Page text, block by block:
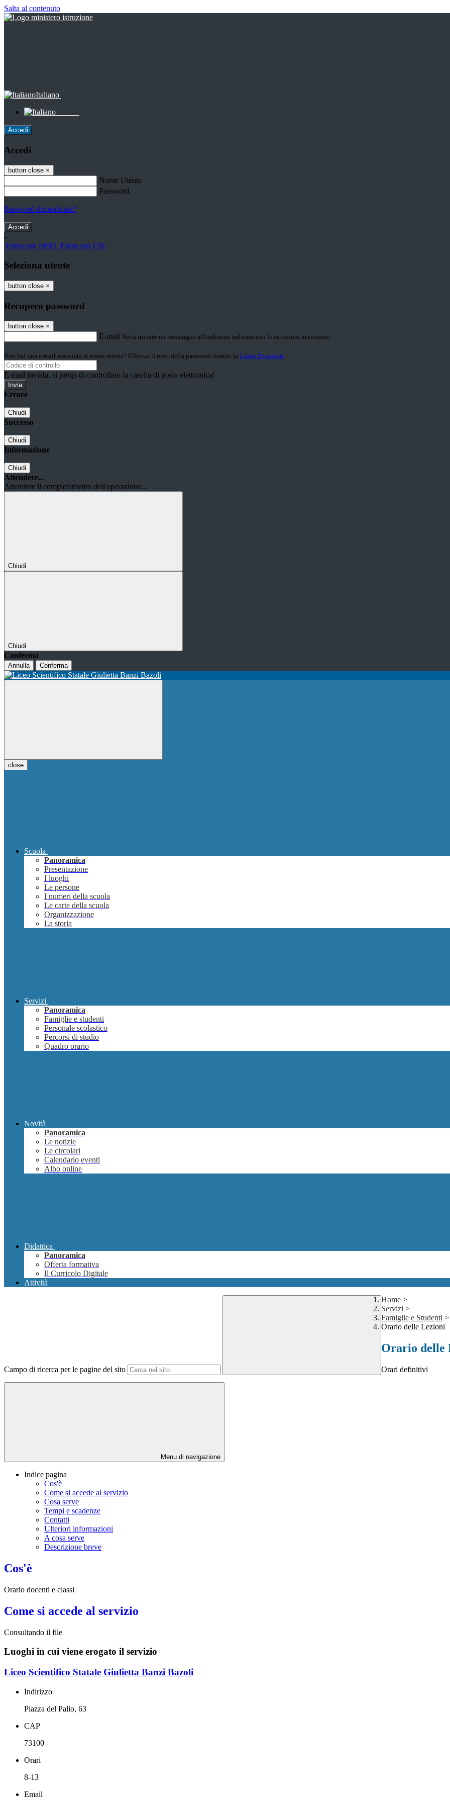
Salta al contenuto
Italiano
Accedi
Accedi
button close ×
Nome Utente
Password
Password dimenticata?
-
Entra con SPID Entra con CIE
Seleziona utente
button close ×
Recupero password
button close ×
E-mail Verrà inviato un messaggio all'indirizzo indicato con le istruzioni necessarie.
Non hai una e-mail associata al nome utente? Effettua il reset della password tramite la Login Spaggiari
E-mail inviata, si prega di controllare la casella di posta elettronica!
Errore
Chiudi
Successo
Chiudi
Informazione
Chiudi
Attendere...
Attendere il completamento dell'operazione...
Chiudi
Chiudi
Conferma
Annulla Conferma
close
Scuola
Panoramica
Presentazione
I luoghi
Le persone
I numeri della scuola
Le carte della scuola
Organizzazione
La storia
Servizi
Panoramica
Famiglie e studenti
Personale scolastico
Percorsi di studio
Quadro orario
Novità
Panoramica
Le notizie
Le circolari
Calendario eventi
Albo online
Didattica
Panoramica
Offerta formativa
Il Curricolo Digitale
Attività
Campo di ricerca per le pagine del sito
Home >
Servizi >
Famiglie e Studenti >
Orario delle Lezioni
Orario delle
Orari definitivi
Menu di navigazione
Indice pagina
Cos'è
Come si accede al servizio
Cosa serve
Tempi e scadenze
Contatti
Ulteriori informazioni
A cosa serve
Descrizione breve
Cos'è
Orario docenti e classi
Come si accede al servizio
Consultando il file
Luoghi in cui viene erogato il servizio
Liceo Scientifico Statale Giulietta Banzi Bazoli
Indirizzo
Piazza del Palio, 63
CAP
73100
Orari
8-13
Email